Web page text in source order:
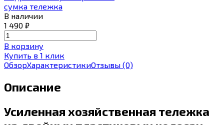
сумка тележка
В наличии
1 490 ₽
В корзину
Купить в 1 клик
ОбзорХарактеристикиОтзывы (0)
Описание
Усиленная хозяйственная тележка